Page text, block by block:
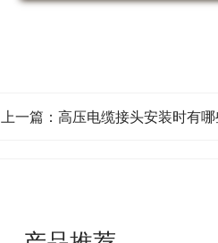
上一篇：高压电缆接头安装时有